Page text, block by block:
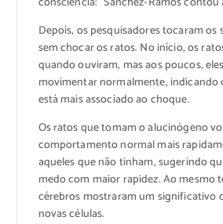
Depois, os pesquisadores tocaram os
sem chocar os ratos. No início, os
quando ouviram, mas aos poucos,
movimentar normalmente, indicando
está mais associado ao choque.
Os ratos que tomam o alucinógeno
comportamento normal mais
aqueles que não tinham, sugerindo
medo com maior rapidez. Ao mesmo
cérebros mostraram um significativo
novas células.